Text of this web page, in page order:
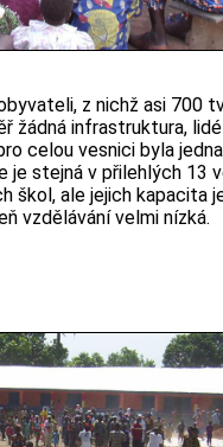
z nichž asi 700
žádná infrastruktura,
celou vesnici byla jedna
je stejná v přilehlých 13
škol, ale jejich kapacita
vzdělávání velmi nízká.